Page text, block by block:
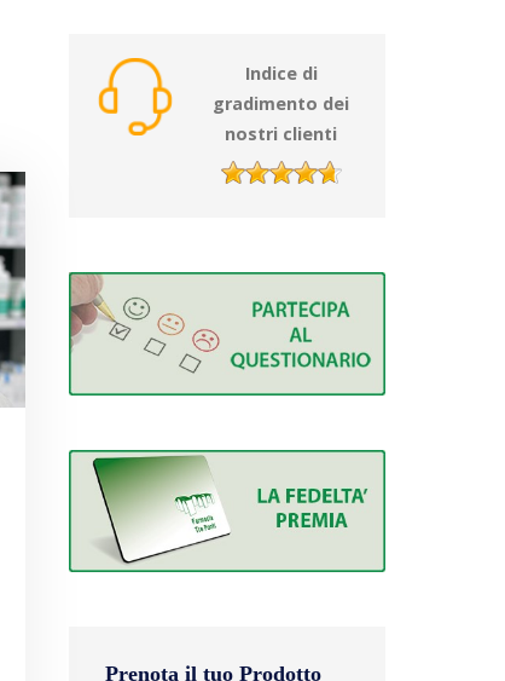
Indice di
gradimento dei
nostri clienti
Prenota il tuo Prodotto